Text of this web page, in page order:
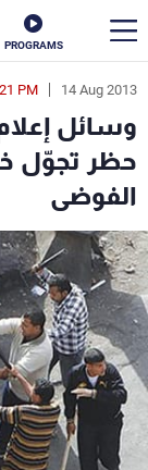
PROGRAMS
14 Aug 2013
PM
وسائل
حظر تجوّل
الفوضى
en
الأخبار
سياسة
إقتصاد
منوعات
كأس العالم
البرامج